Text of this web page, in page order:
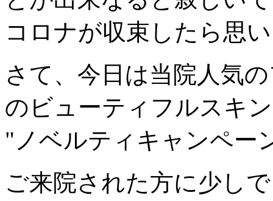
コロナが収束したら思
さて、今日は当院人気
のビューティフルスキ
"ノベルティキャンペー
ご来院された方に少し